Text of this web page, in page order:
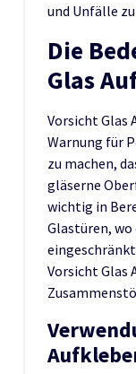
und Unfälle
Die
Glas
Vorsicht Glas
Warnung für
zu machen,
gläserne
wichtig in
Glastüren, wo
Vorsicht Glas